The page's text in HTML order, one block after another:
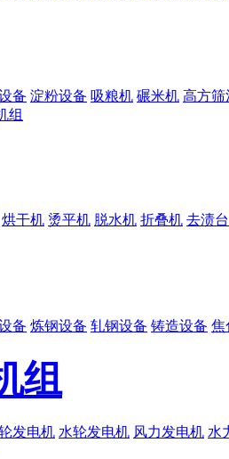
备 淀粉设备 吸粮机 碾米机 高方筛
组
烘干机 烫平机 脱水机 折叠机 去渍台
备 炼钢设备 轧钢设备 铸造设备 焦
组
发电机 水轮发电机 风力发电机 水